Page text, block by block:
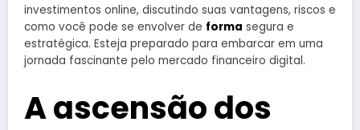
investimentos online, discutindo suas vantagens, riscos e
como você pode se envolver de forma segura e
estratégica. Esteja preparado para embarcar em uma
jornada fascinante pelo mercado financeiro digital.
A ascensão dos